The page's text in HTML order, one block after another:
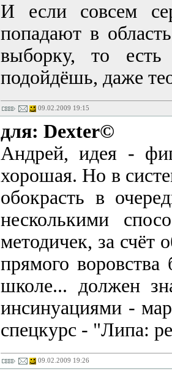
И если совсем
попадают в
выборку, то
подойдёшь, даже
09.02.2009 19:15
для: Dexter©
Андрей, идея -
хорошая. Но в
обокрасть в
несколькими
методичек, за счёт
прямого
школе... должен
инсинуациями -
спецкурс - "Липа:
09.02.2009 19:26